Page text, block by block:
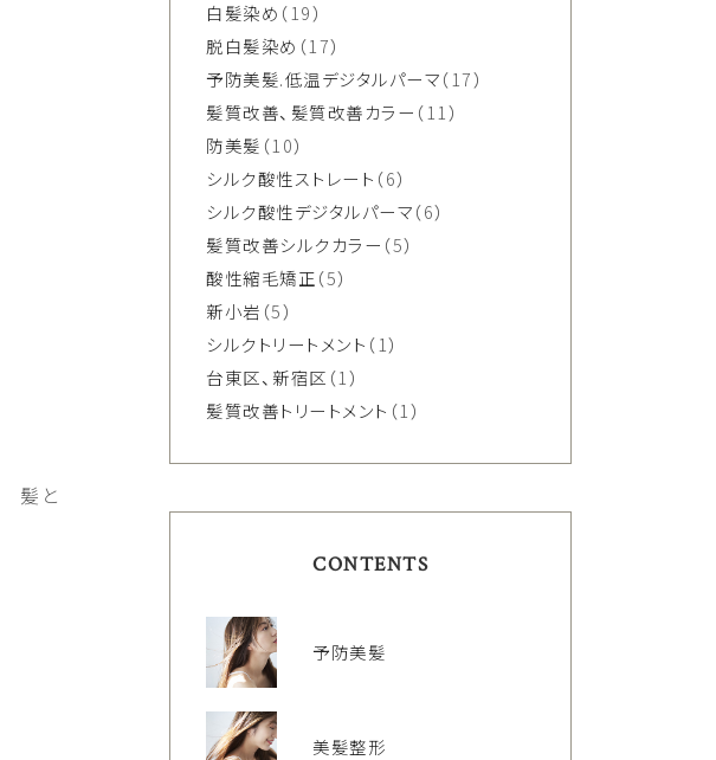
髪と
白髪染め （19）
脱白髪染め （17）
予防美髪.低温デジタルパーマ（17）
髪質改善、髪質改善カラー （11）
防美髪 （10）
シルク酸性ストレート （6）
シルク酸性デジタルパーマ（6）
髪質改善シルクカラー （5）
酸性縮毛矯正（5）
新小岩 （5）
シルクトリートメント （1）
台東区、新宿区 （1）
髪質改善トリートメント （1）
CONTENTS
予防美髪
美髪整形